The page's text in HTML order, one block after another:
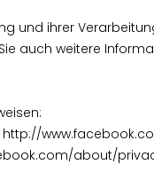
und ihrer
auch weitere
http://
about/